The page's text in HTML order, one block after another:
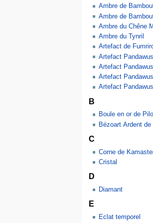
Ambre de
Ambre de
Ambre du Chêne
Ambre du Tynril
Artefact de
Artefact
Artefact
Artefact
Artefact
B
Boule en or de
Bézoart Ardent de
C
Corne de
Cristal
D
Diamant
E
Eclat temporel